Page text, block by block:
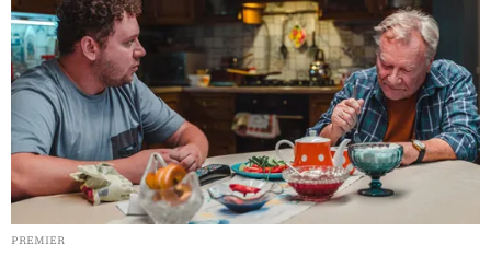
PREMIER